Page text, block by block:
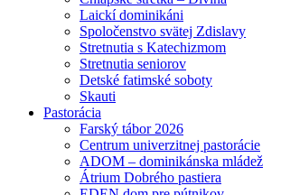
Laickí dominikáni
Spoločenstvo svätej Zdislavy
Stretnutia s Katechizmom
Stretnutia seniorov
Detské fatimské soboty
Skauti
Pastorácia
Farský tábor 2026
Centrum univerzitnej pastorácie
ADOM – dominikánska mládež
Átrium Dobrého pastiera